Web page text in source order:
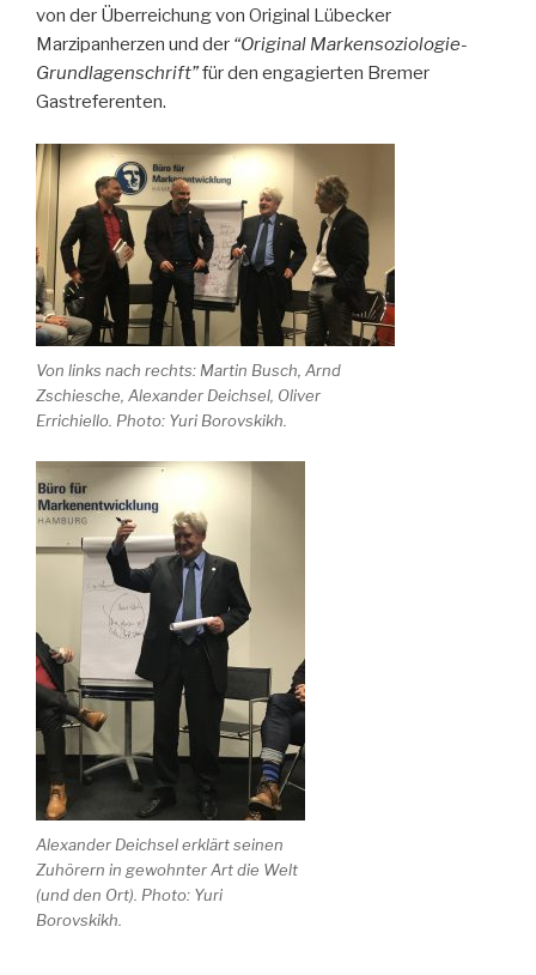
von der Überreichung von Original Lübecker
Marzipanherzen und der “Original Markensoziologie-
Grundlagenschrift”für den engagierten Bremer
Gastreferenten.
Von links nach rechts: Martin Busch, Arnd
Zschiesche, Alexander Deichsel, Oliver
Errichiello. Photo: Yuri Borovskikh.
Alexander Deichsel erklärt seinen
Zuhörern in gewohnter Art die Welt
(und den Ort). Photo: Yuri
Borovskikh.